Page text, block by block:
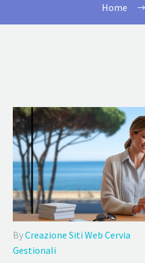
Home
ByCreazione Siti Web Cervia
Gestionali